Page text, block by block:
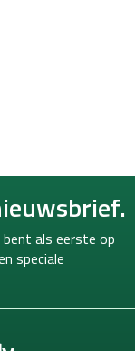
als eerste op
speciale